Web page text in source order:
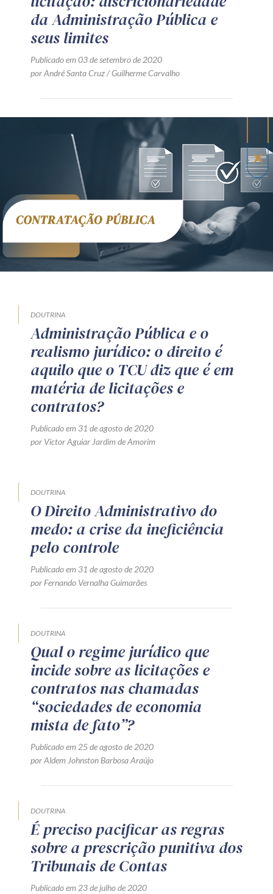
da Administração Pública e
seus limites
Publicado em 03 de setembro de 2020
por André Santa Cruz / Guilherme Carvalho
DOUTRINA
Administração Pública e o
realismo jurídico: o direito é
aquilo que o TCU diz que é em
matéria de licitações e
contratos?
Publicado em 31 de agosto de 2020
por Victor Aguiar Jardim de Amorim
DOUTRINA
O Direito Administrativo do
medo: a crise da ineficiência
pelo controle
Publicado em 31 de agosto de 2020
por Fernando Vernalha Guimarães
DOUTRINA
Qual o regime jurídico que
incide sobre as licitações e
contratos nas chamadas
“sociedades de economia
mista de fato”?
Publicado em 25 de agosto de 2020
por Aldem Johnston Barbosa Araújo
DOUTRINA
É preciso pacificar as regras
sobre a prescrição punitiva dos
Tribunais de Contas
Publicado em 23 de julho de 2020